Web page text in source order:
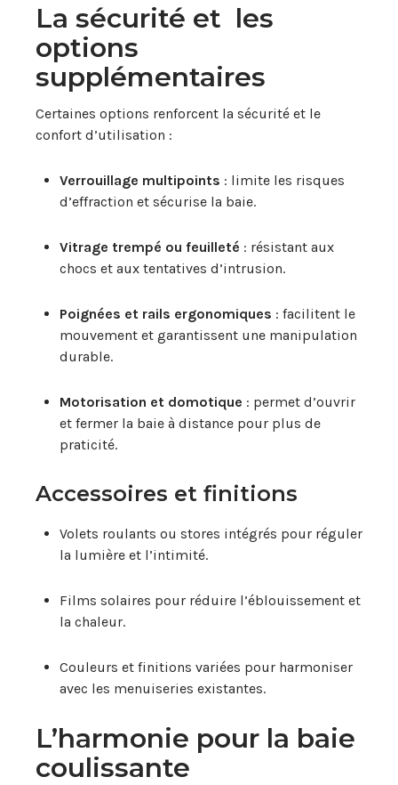
La sécurité et les
options
supplémentaires
Certaines options renforcent la sécurité et le
confort d’utilisation :
Verrouillage multipoints : limite les risques
d’effraction et sécurise la baie.
Vitrage trempé ou feuilleté : résistant aux
chocs et aux tentatives d’intrusion.
Poignées et rails ergonomiques : facilitent le
mouvement et garantissent une manipulation
durable.
Motorisation et domotique : permet d’ouvrir
et fermer la baie à distance pour plus de
praticité.
Accessoires et finitions
Volets roulants ou stores intégrés pour réguler
la lumière et l’intimité.
Films solaires pour réduire l’éblouissement et
la chaleur.
Couleurs et finitions variées pour harmoniser
avec les menuiseries existantes.
L’harmonie pour la baie
coulissante